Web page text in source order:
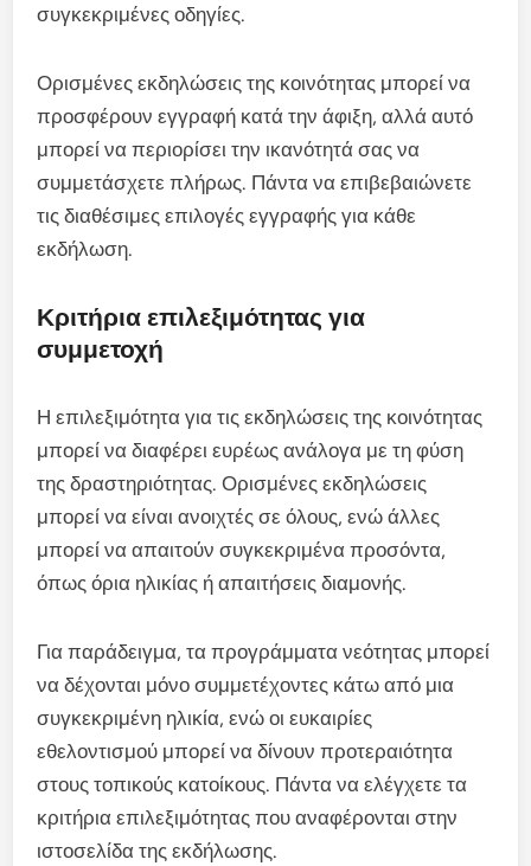
συγκεκριμένες οδηγίες.
Ορισμένες εκδηλώσεις της κοινότητας μπορεί να
προσφέρουν εγγραφή κατά την άφιξη, αλλά αυτό
μπορεί να περιορίσει την ικανότητά σας να
συμμετάσχετε πλήρως. Πάντα να επιβεβαιώνετε
τις διαθέσιμες επιλογές εγγραφής για κάθε
εκδήλωση.
Κριτήρια επιλεξιμότητας για
συμμετοχή
Η επιλεξιμότητα για τις εκδηλώσεις της κοινότητας
μπορεί να διαφέρει ευρέως ανάλογα με τη φύση
της δραστηριότητας. Ορισμένες εκδηλώσεις
μπορεί να είναι ανοιχτές σε όλους, ενώ άλλες
μπορεί να απαιτούν συγκεκριμένα προσόντα,
όπως όρια ηλικίας ή απαιτήσεις διαμονής.
Για παράδειγμα, τα προγράμματα νεότητας μπορεί
να δέχονται μόνο συμμετέχοντες κάτω από μια
συγκεκριμένη ηλικία, ενώ οι ευκαιρίες
εθελοντισμού μπορεί να δίνουν προτεραιότητα
στους τοπικούς κατοίκους. Πάντα να ελέγχετε τα
κριτήρια επιλεξιμότητας που αναφέρονται στην
ιστοσελίδα της εκδήλωσης.